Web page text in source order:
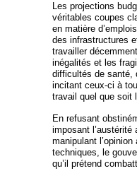
Les projections
véritables coupes
en matière
des infrastructures
travailler
inégalités et les
difficultés de santé,
incitant ceux-ci à
travail quel que soit
En refusant
imposant
manipulant
techniques, le
qu’il prétend